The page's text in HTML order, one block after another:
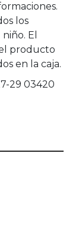
los
El
producto
en la caja.
29 03420